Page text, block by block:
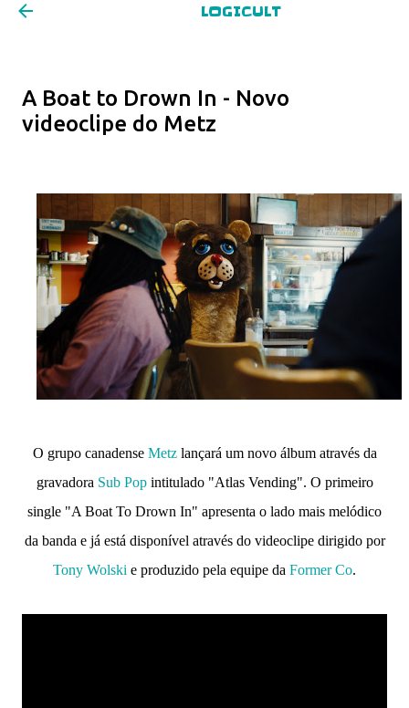
LOGICULT
A Boat to Drown In - Novo
videoclipe do Metz
O grupo canadense Metzlançará um novo álbum através da
gravadora Sub Popintitulado "Atlas Vending". O primeiro
single "A Boat To Drown In" apresenta o lado mais melódico
da banda e já está disponível através do videoclipe dirigido por
Tony Wolski e produzido pela equipe da Former Co.